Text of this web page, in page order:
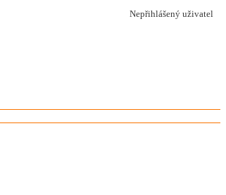
Nepřihlášený uživatel